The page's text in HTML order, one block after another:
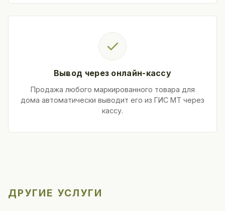
✓
Вывод через онлайн-кассу
Продажа любого маркированного товара для
дома автоматически выводит его из ГИС МТ через
кассу.
ДРУГИЕ УСЛУГИ